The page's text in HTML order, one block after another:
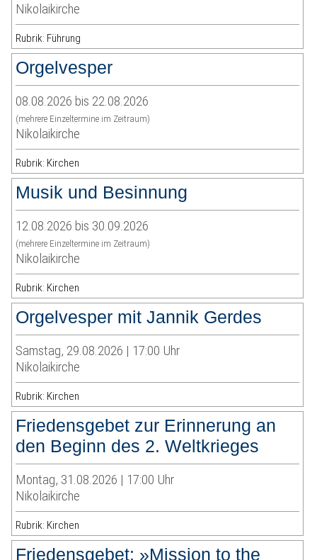
Nikolaikirche
Rubrik: Führung
Orgelvesper
08.08.2026 bis 22.08.2026
(mehrere Einzeltermine im Zeitraum)
Nikolaikirche
Rubrik: Kirchen
Musik und Besinnung
12.08.2026 bis 30.09.2026
(mehrere Einzeltermine im Zeitraum)
Nikolaikirche
Rubrik: Kirchen
Orgelvesper mit Jannik Gerdes
Samstag, 29.08.2026 | 17:00 Uhr
Nikolaikirche
Rubrik: Kirchen
Friedensgebet zur Erinnerung an
den Beginn des 2. Weltkrieges
Montag, 31.08.2026 | 17:00 Uhr
Nikolaikirche
Rubrik: Kirchen
Friedensgebet: »Mission to the